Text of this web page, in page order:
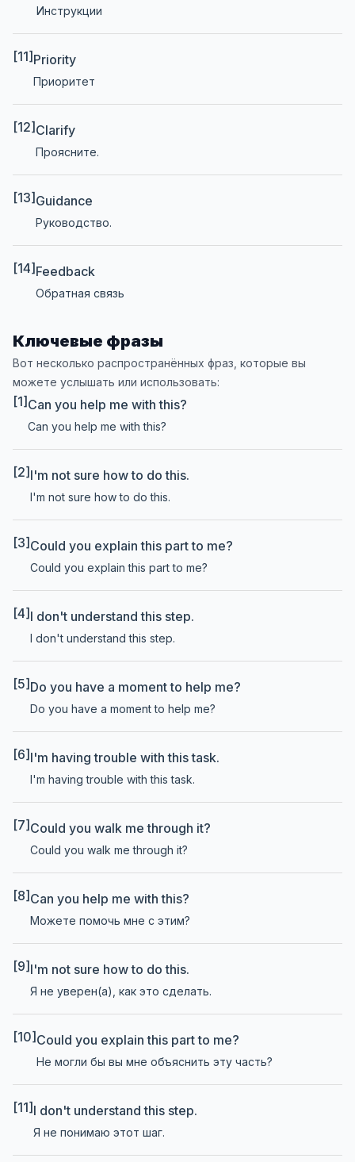
Инструкции
[11] Priority
Приоритет
[12] Clarify
Проясните.
[13] Guidance
Руководство.
[14] Feedback
Обратная связь
Ключевые фразы
Вот несколько распространённых фраз, которые вы
можете услышать или использовать:
[1] Can you help me with this?
Can you help me with this?
[2] I'm not sure how to do this.
I'm not sure how to do this.
[3] Could you explain this part to me?
Could you explain this part to me?
[4] I don't understand this step.
I don't understand this step.
[5] Do you have a moment to help me?
Do you have a moment to help me?
[6] I'm having trouble with this task.
I'm having trouble with this task.
[7] Could you walk me through it?
Could you walk me through it?
[8] Can you help me with this?
Можете помочь мне с этим?
[9] I'm not sure how to do this.
Я не уверен(а), как это сделать.
[10] Could you explain this part to me?
Не могли бы вы мне объяснить эту часть?
[11] I don't understand this step.
Я не понимаю этот шаг.